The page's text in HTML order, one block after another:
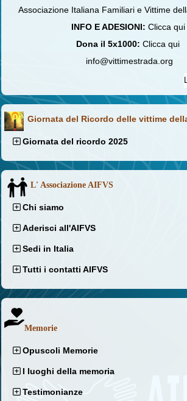
Associazione Italiana Familiari e Vittime
INFO E ADESIONI: Clicca qui
Dona il 5x1000: Clicca qui
info@vittimestrada.org
Giornata del Ricordo delle vittime
Giornata del ricordo 2025
L' Associazione AIFVS
Chi siamo
Aderisci all'AIFVS
Sedi in Italia
Tutti i contatti AIFVS
Memorie
Opuscoli Memorie
I luoghi della memoria
Testimonianze